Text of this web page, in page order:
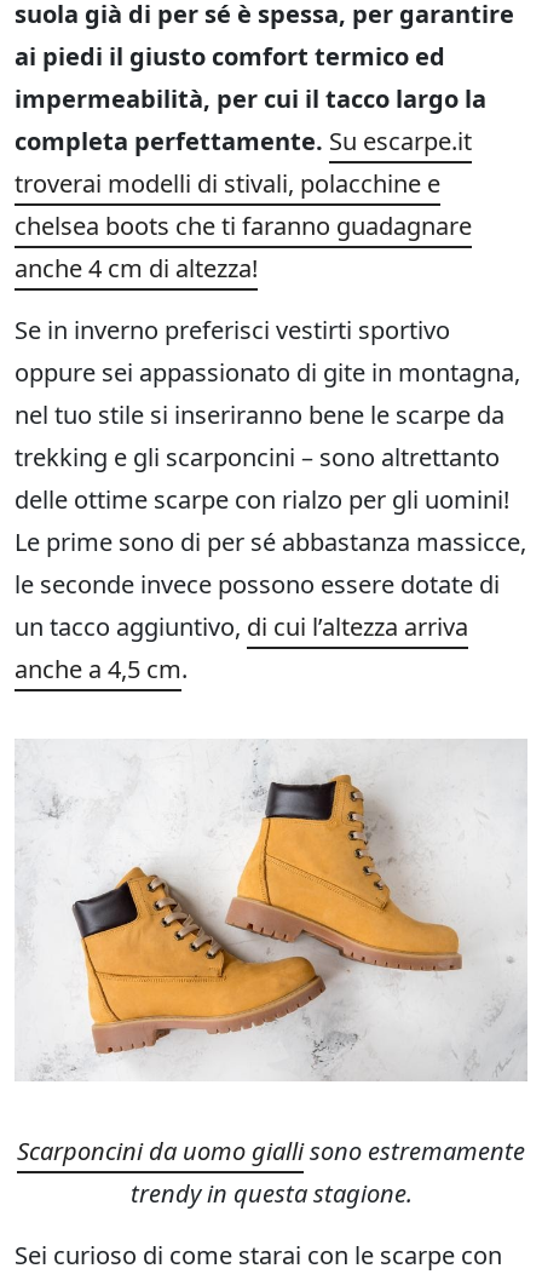
suola già di per sé è spessa, per garantire
ai piedi il giusto comfort termico ed
impermeabilità, per cui il tacco largo la
completa perfettamente. Su escarpe.it
troverai modelli di stivali, polacchine e
chelsea boots che ti faranno guadagnare
anche 4 cm di altezza!
Se in inverno preferisci vestirti sportivo
oppure sei appassionato di gite in montagna,
nel tuo stile si inseriranno bene le scarpe da
trekking e gli scarponcini – sono altrettanto
delle ottime scarpe con rialzo per gli uomini!
Le prime sono di per sé abbastanza massicce,
le seconde invece possono essere dotate di
un tacco aggiuntivo, di cui l’altezza arriva
anche a 4,5 cm.
Scarponcini da uomo giallisono estremamente
trendy in questa stagione.
Sei curioso di come starai con le scarpe con